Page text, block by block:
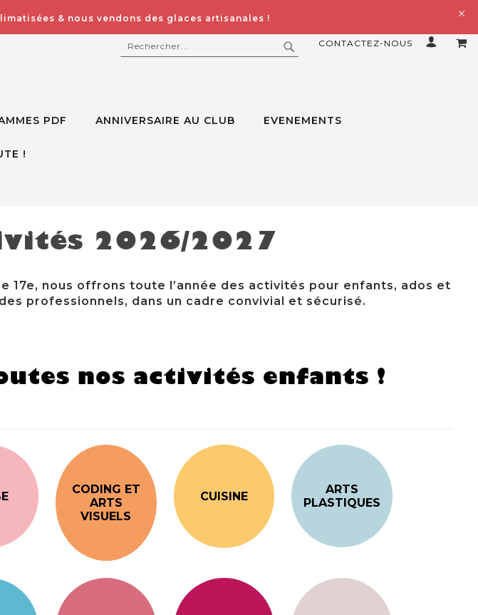
& nous vendons des glaces artisanales !
CONTACTEZ-NOUS
RECHERCHER
PDF ANNIVERSAIRE AU CLUB EVENEMENTS
!
2026/2027
17e, nous offrons toute l’année des activités pour enfants, ados et
professionnels, dans un cadre convivial et sécurisé.
nos activités enfants !
CODING ET
ARTS
VISUELS
CUISINE
ARTS
PLASTIQUES